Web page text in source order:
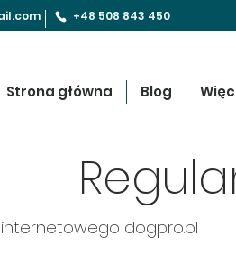
+48 508 843 450
Strona główna Blog
internetowego dogpro.pl